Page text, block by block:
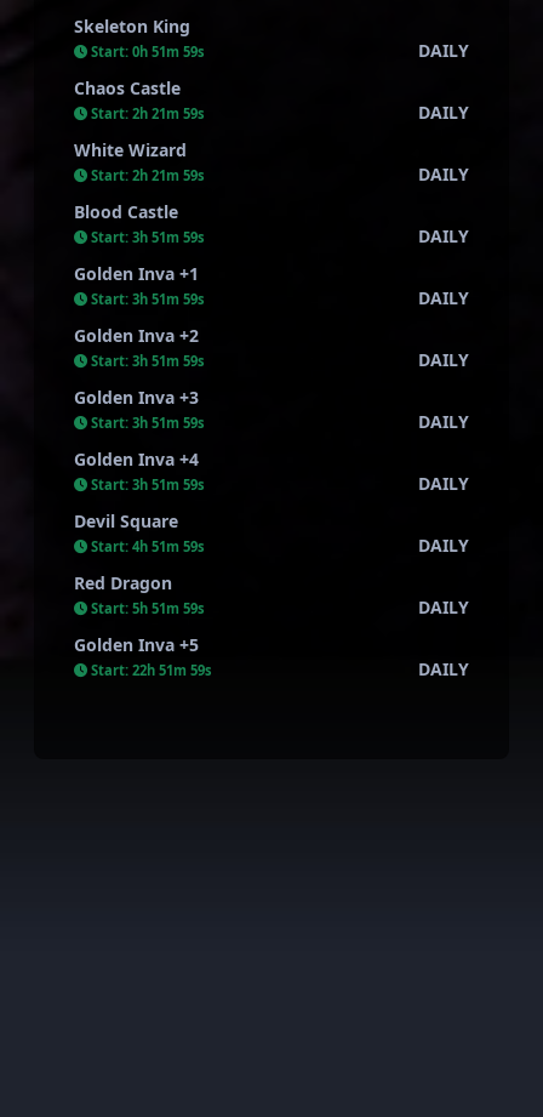
Skeleton King
Start: 0h 51m 58s
DAILY
Chaos Castle
Start: 2h 21m 58s
DAILY
White Wizard
Start: 2h 21m 58s
DAILY
Blood Castle
Start: 3h 51m 58s
DAILY
Golden Inva +1
Start: 3h 51m 58s
DAILY
Golden Inva +2
Start: 3h 51m 58s
DAILY
Golden Inva +3
Start: 3h 51m 58s
DAILY
Golden Inva +4
Start: 3h 51m 58s
DAILY
Devil Square
Start: 4h 51m 58s
DAILY
Red Dragon
Start: 5h 51m 58s
DAILY
Golden Inva +5
Start: 22h 51m 58s DAILY